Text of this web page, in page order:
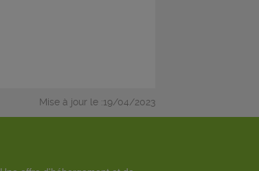
Mise à jour le :19/04/2023